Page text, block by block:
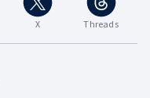
X Threads